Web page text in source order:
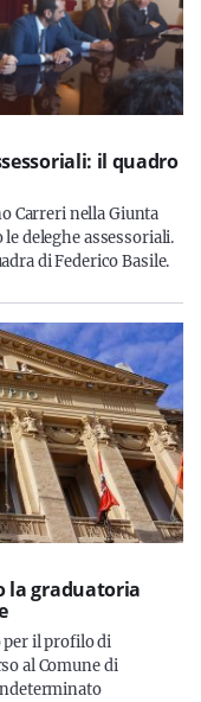
il quadro
Carreri nella Giunta
deleghe assessoriali.
di Federico Basile.
la graduatoria
per il profilo di
al Comune di